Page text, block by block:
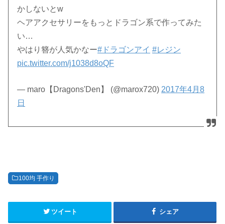
かしないとw
ヘアアクセサリーをもっとドラゴン系で作ってみた
い…
やはり簪が人気かなー#ドラゴンアイ #レジン
pic.twitter.com/j1038d8oQF
— maro【Dragons'Den】 (@marox720) 2017年4月8
日
100均 手作り
ツイート シェア